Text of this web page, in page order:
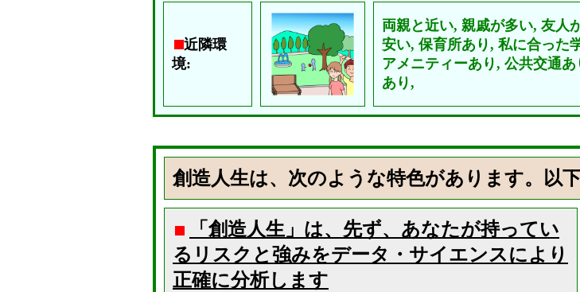
近隣環
境:
両親と近い, 親戚が多い, 友人
安い, 保育所あり, 私に合った
アメニティーあり, 公共交通あ
あり,
創造人生は、次のような特色があります。以
「創造人生」は、先ず、あなたが持ってい
るリスクと強みをデータ・サイエンスにより
正確に分析します